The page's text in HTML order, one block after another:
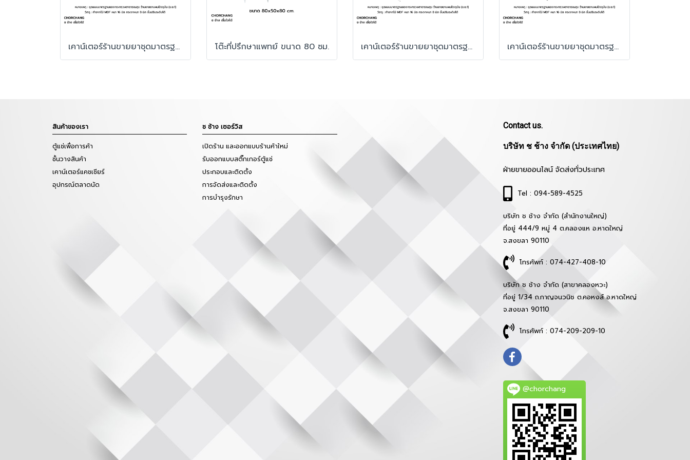
เคาน์เตอร์ร้านขายยาชุดมาตรฐาน ช ช้าง รุ่น Master 8 ตร.ม. โต๊ะที่ปรึกษาแพทย์ ขนาด 80 ซม. เคาน์เตอร์ร้านขายยาชุดมาตรฐาน ช ช้าง รุ่น Standard 1 ขนาด 8 ตร.ม. เคาน์เตอร์ร้านขายยาชุดมาตรฐาน ช ช้าง รุ่น Standard 2 ขนาด 8 ตร.ม.
สินค้าของเรา
ตู้แช่เพื่อการค้า
ชั้นวางสินค้า
เคาน์เตอร์แคชเชียร์
อุปกรณ์ตลาดนัด
ช ช้าง เซอร์วิส
เปิดร้าน และออกแบบร้านค้าใหม่
รับออกแบบสติ๊กเกอร์ตู้แช่
ประกอบและติดตั้ง
การจัดส่งและติดตั้ง
การบำรุงรักษา
Contact us.
บริษัท ช ช้าง จำกัด (ประเทศไทย)
ฝ่ายขายออนไลน์ จัดส่งทั่วประเทศ
Tel : 094-589-4525
บริษัท ช ช้าง จำกัด (สำนักงานใหญ่)
ที่อยู่ 444/9 หมู่ 4 ต.คลองแห อ.หาดใหญ่
จ.สงขลา 90110
โทรศัพท์ : 074-427-408-10
บริษัท ช ช้าง จำกัด (สาขาคลองหวะ)
ที่อยู่ 1/34 ถ.กาญจนวนิช ต.คอหงส์ อ.หาดใหญ่
จ.สงขลา 90110
โทรศัพท์ : 074-209-209-10
@chorchang